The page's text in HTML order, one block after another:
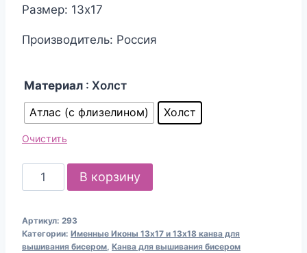
170.00₽.
Размер: 13х17
Производитель: Россия
Материал : Холст
Атлас (с флизелином)
Холст
Очистить
Количество
товара
для
вышивания
В корзину
Артикул: 293
Категории: Именные Иконы 13х17 и 13х18 канва для
вышивания бисером Канва для вышивания бисером